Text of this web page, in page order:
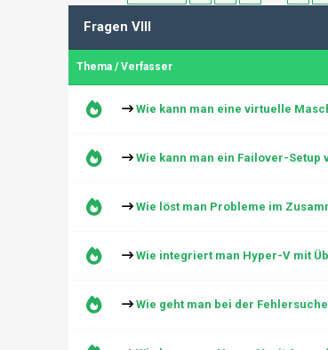
Fragen VIII
Thema/Verfasser
Wie kann man eine virtuelle
Wie kann man ein Failover-
Wie löst man Probleme im
Wie integriert man Hyper-V mit
Wie geht man bei der